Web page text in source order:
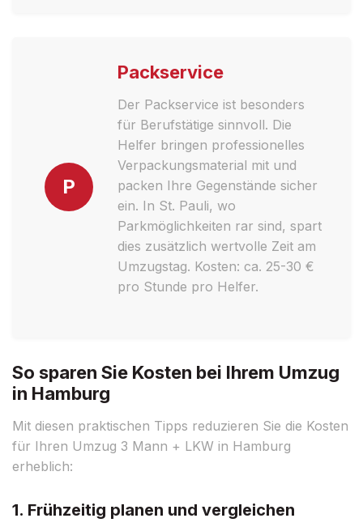
P
Packservice
Der Packservice ist besonders
für Berufstätige sinnvoll. Die
Helfer bringen professionelles
Verpackungsmaterial mit und
packen Ihre Gegenstände sicher
ein. In St. Pauli, wo
Parkmöglichkeiten rar sind, spart
dies zusätzlich wertvolle Zeit am
Umzugstag. Kosten: ca. 25-30 €
pro Stunde pro Helfer.
So sparen Sie Kosten bei Ihrem Umzug
in Hamburg
Mit diesen praktischen Tipps reduzieren Sie die Kosten
für Ihren Umzug 3 Mann + LKW in Hamburg
erheblich:
1. Frühzeitig planen und vergleichen